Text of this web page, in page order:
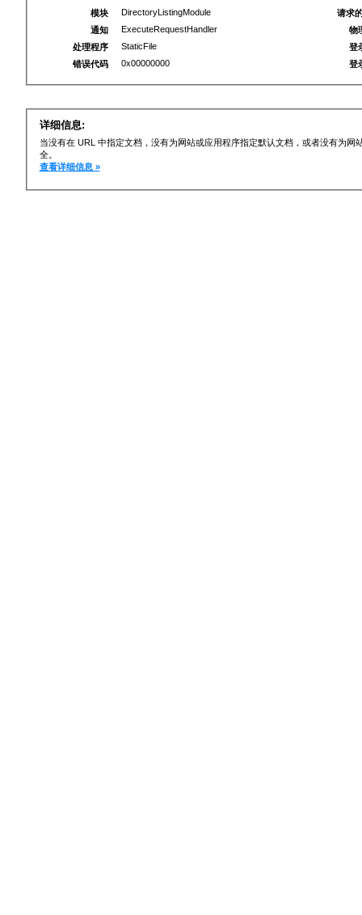
模块
DirectoryListingModule
通知
ExecuteRequestHandler
处理程序
StaticFile
错误代码
0x00000000
请求
物
登
登
详细信息:
当没有在 URL 中指定文档，没有为网站或应用程序指定默认文档，或者没有为
全。
查看详细信息 »